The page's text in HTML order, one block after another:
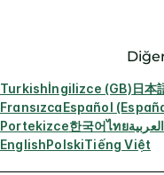
Turkishİngilizce (GB)日本
FransızcaEspañol
Portekizce한국어ไทยالعربية
EnglishPolskiTiếng Việt